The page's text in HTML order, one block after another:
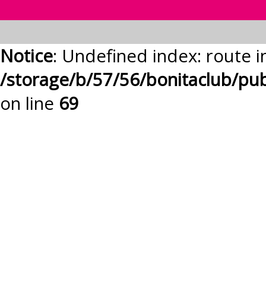
Notice: Undefined index: route
/storage/b/57/56/bonitaclub/
on line 69